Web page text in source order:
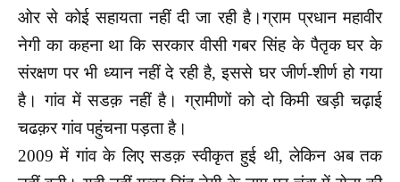
ओर से कोई सहायता नहीं दी जा रही है।ग्राम प्रधान महावीर
नेगी का कहना था कि सरकार वीसी गबर सिंह के पैतृक घर के
संरक्षण पर भी ध्यान नहीं दे रही है, इससे घर जीर्ण-शीर्ण हो गया
है। गांव में सडक़ नहीं है। ग्रामीणों को दो किमी खड़ी चढ़ाई
चढक़र गांव पहुंचना पड़ता है।
2009 में गांव के लिए सडक़ स्वीकृत हुई थी, लेकिन अब तक